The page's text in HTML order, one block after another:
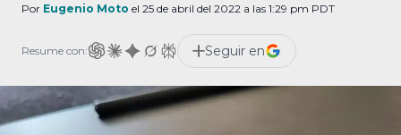
lamentablemente para Google, la cosa no
smartwatch de la empresa que aún ni
siquiera se anuncia…y […]
Por Eugenio Moto el 25 de abril del 2022 a las 1:29 pm PDT
Resume con: Seguir en